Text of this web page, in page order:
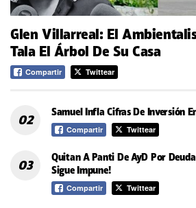
Glen Villarreal: El
Tala El Árbol De Su Casa
Compartir Twittear
Samuel Infla Cifras De Inversión
Compartir Twittear
Quitan A Panti De AyD Por
Sigue Impune!
Compartir Twittear